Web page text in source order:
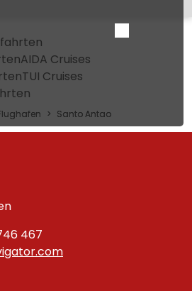
AIDA Cruises
TUI Cruises
Santo Antao
467